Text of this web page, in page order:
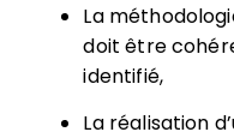
La
doit être
identifié,
La réalisation